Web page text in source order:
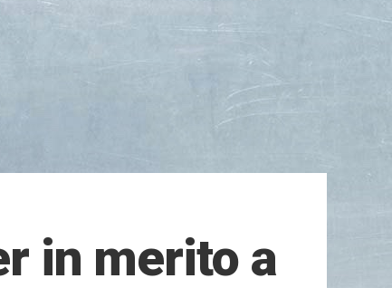
in merito a